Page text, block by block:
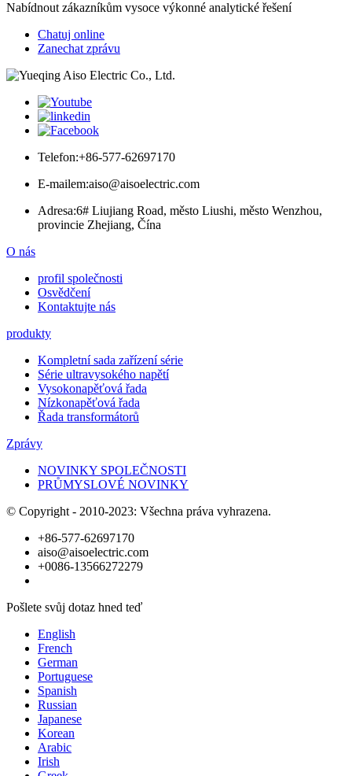
Nabídnout zákazníkům vysoce výkonné analytické řešení
Chatuj online
Zanechat zprávu
Telefon:+86-577-62697170
E-mailem:aiso@aisoelectric.com
Adresa:6# Liujiang Road, město Liushi, město Wenzhou,
provincie Zhejiang, Čína
O nás
profil společnosti
Osvědčení
Kontaktujte nás
produkty
Kompletní sada zařízení série
Série ultravysokého napětí
Vysokonapěťová řada
Nízkonapěťová řada
Řada transformátorů
Zprávy
NOVINKY SPOLEČNOSTI
PRŮMYSLOVÉ NOVINKY
© Copyright - 2010-2023: Všechna práva vyhrazena.
+86-577-62697170
aiso@aisoelectric.com
+0086-13566272279
Pošlete svůj dotaz hned teď
English
French
German
Portuguese
Spanish
Russian
Japanese
Korean
Arabic
Irish